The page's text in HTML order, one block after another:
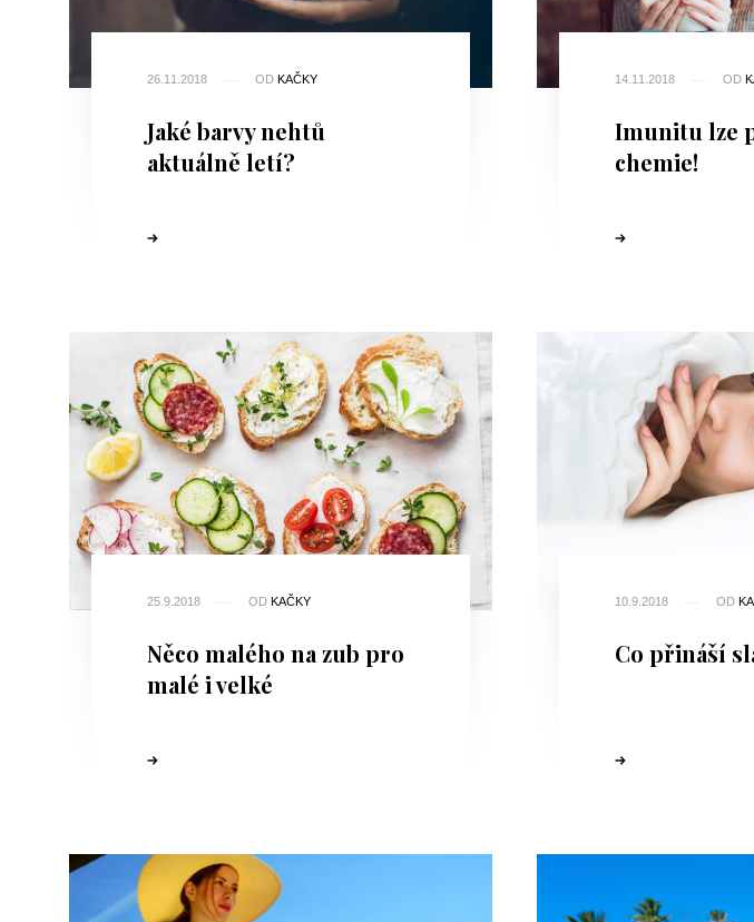
26.11.2018 OD KAČKY
Jaké barvy nehtů
aktuálně letí?
14.11.2018 OD
Imunitu lze
chemie!
25.9.2018 OD KAČKY
Něco malého na zub pro
malé i velké
10.9.2018 OD
Co přináší